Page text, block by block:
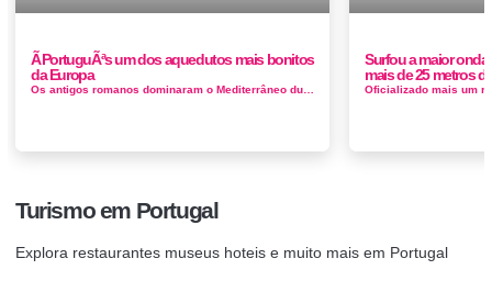
Ã PortuguÃªs um dos aquedutos mais bonitos
da Europa
Surfou a maior
mais de 25 metros
Turismo em Portugal
Explora restaurantes museus hoteis e muito mais em Portugal